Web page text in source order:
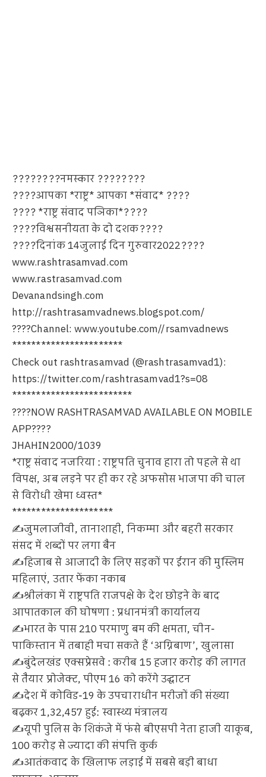
????????नमस्कार ????????
????आपका *राष्ट्र* आपका *संवाद* ????
???? *राष्ट्र संवाद पञिका*????
????विश्वसनीयता के दो दशक????
????दिनांक 14जुलाई दिन गुरुवार2022????
www.rashtrasamvad.com
www.rastrasamvad.com
Devanandsingh.com
http://rashtrasamvadnews.blogspot.com/
????Channel: www.youtube.com//rsamvadnews
***********************
Check out rashtrasamvad (@rashtrasamvad1):
https://twitter.com/rashtrasamvad1?s=08
*************************
????NOW RASHTRASAMVAD AVAILABLE ON MOBILE
APP????
JHAHIN2000/1039
*राष्ट्र संवाद नजरिया : राष्ट्रपति चुनाव हारा तो पहले से था
विपक्ष, अब लड़ने पर ही कर रहे अफसोस भाजपा की चाल
से विरोधी खेमा ध्वस्त*
*********************
✍️जुमलाजीवी, तानाशाही, निकम्मा और बहरी सरकार
संसद में शब्दों पर लगा बैन
✍️हिजाब से आजादी के लिए सड़कों पर ईरान की मुस्लिम
महिलाएं, उतार फेंका नकाब
✍️श्रीलंका में राष्ट्रपति राजपक्षे के देश छोड़ने के बाद
आपातकाल की घोषणा : प्रधानमंत्री कार्यालय
✍️भारत के पास 210 परमाणु बम की क्षमता, चीन-
पाकिस्‍तान में तबाही मचा सकते हैं ‘अग्निबाण’, खुलासा
✍️बुंदेलखंड एक्सप्रेसवे : करीब 15 हजार करोड़ की लागत
से तैयार प्रोजेक्ट, पीएम 16 को करेंगे उद्घाटन
✍️देश में कोविड-19 के उपचाराधीन मरीजों की संख्या
बढ़कर 1,32,457 हुई: स्वास्थ्य मंत्रालय
✍️यूपी पुलिस के शिकंजे में फंसे बीएसपी नेता हाजी याकूब,
100 करोड़ से ज्यादा की संपत्ति कुर्क
✍️आतंकवाद के खिलाफ लड़ाई में सबसे बड़ी बाधा